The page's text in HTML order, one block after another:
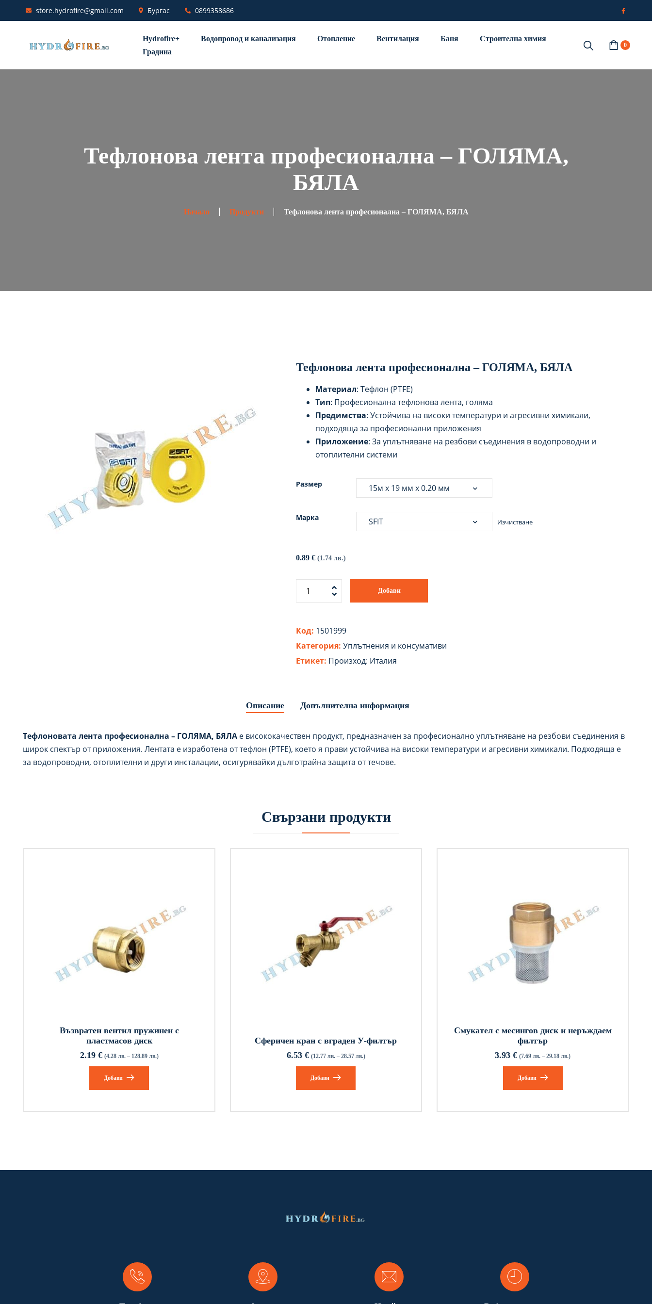
store.hydrofire@gmail.com Бургас 0899358686
Hydrofire+ Водопровод и канализация Отопление Вентилация Баня
Строителна химия
Градина
0
Тефлонова лента професионална – ГОЛЯМА,
БЯЛА
Начало Продукти Тефлонова лента професионална – ГОЛЯМА, БЯЛА
Тефлонова лента професионална – ГОЛЯМА, БЯЛА
Материал: Тефлон (PTFE)
Тип: Професионална тефлонова лента, голяма
Предимства: Устойчива на високи температури и агресивни химикали,
подходяща за професионални приложения
Приложение: За уплътняване на резбови съединения в водопроводни и
отоплителни системи
Размер
Марка Изчистване
0.89 € (1.74 лв.)
Добави
Код: 1501999
Категория: Уплътнения и консумативи
Етикет: Произход: Италия
Описание Допълнителна информация
Тефлоновата лента професионална – ГОЛЯМА, БЯЛА е висококачествен продукт, предназначен за професионално уплътняване на резбови съединения в
широк спектър от приложения. Лентата е изработена от тефлон (PTFE), което я прави устойчива на високи температури и агресивни химикали. Подходяща е
за водопроводни, отоплителни и други инсталации, осигурявайки дълготрайна защита от течове.
Свързани продукти
Възвратен вентил пружинен с
пластмасов диск
2.19 € (4.28 лв. – 128.89 лв.)
Добави
Сферичен кран с вграден У-филтър
6.53 € (12.77 лв. – 28.57 лв.)
Добави
Смукател с месингов диск и неръждаем
филтър
3.93€ (7.69 лв. – 29.18 лв.)
Добави